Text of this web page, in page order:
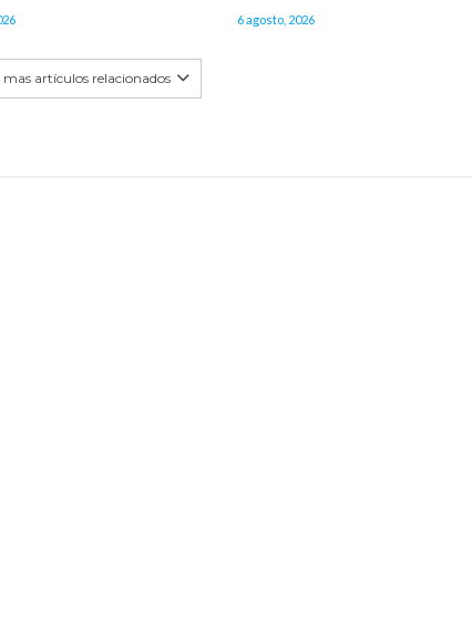
6 agosto, 2026
artículos relacionados